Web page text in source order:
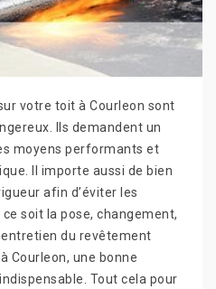
votre toit à Courleon sont
Ils demandent un
moyens performants et
Il importe aussi de bien
afin d’éviter les
soit la pose, changement,
du revêtement
Courleon, une bonne
Tout cela pour